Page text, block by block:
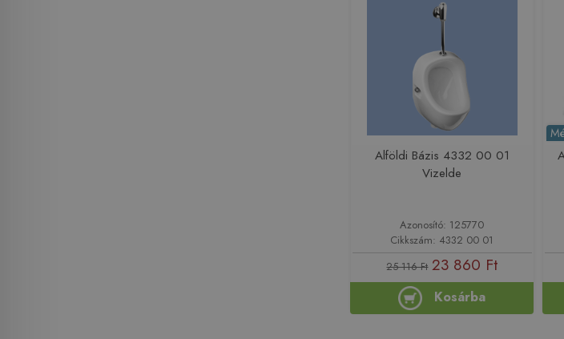
Alföldi Bázis 4332 00 01
Vizelde
Azonosító: 125770
Cikkszám: 4332 00 01
25 116 Ft 23 860 Ft
Kosárba